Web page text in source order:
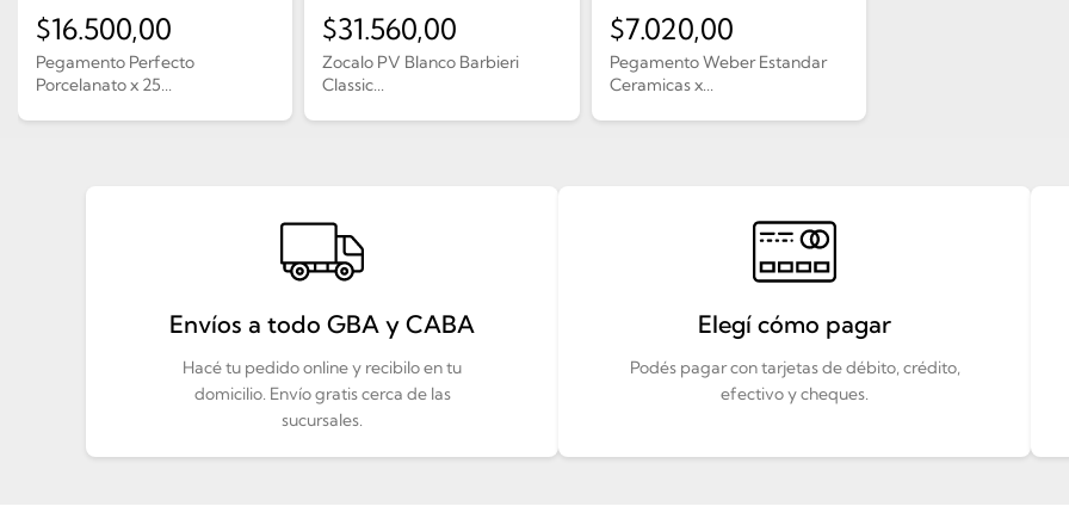
Pegamento Perfecto
Porcelanato x 25...
$16.500,00
Zocalo PV Blanco Barbieri
Classic...
$31.560,00
Pegamento Weber Estandar
Ceramicas x...
$7.020,00
Envíos a todo GBA y CABA
Hacé tu pedido online y recibilo en tu
domicilio. Envío gratis cerca de las
sucursales.
Elegí cómo pagar
Podés pagar con tarjetas de débito, crédito,
efectivo y cheques.